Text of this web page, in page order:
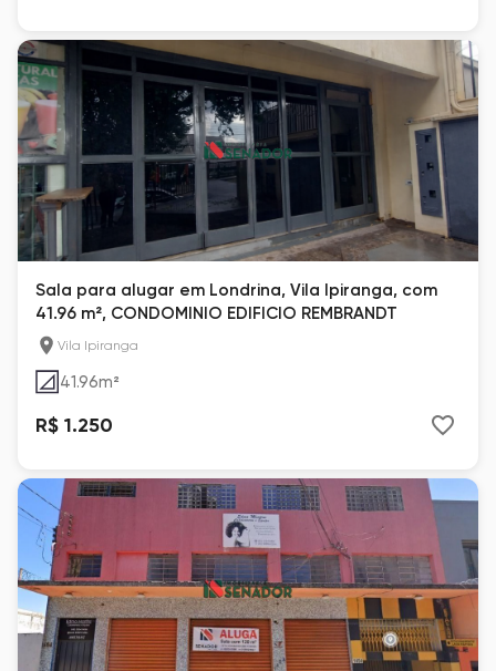
Sala para alugar em Londrina, Vila Ipiranga, com
41.96 m², CONDOMINIO EDIFICIO REMBRANDT
Vila Ipiranga
41.96m²
R$ 1.250